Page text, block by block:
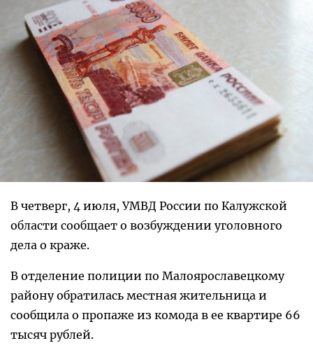
В четверг, 4 июля, УМВД России по Калужской
области сообщает о возбуждении уголовного
дела о краже.
В отделение полиции по Малоярославецкому
району обратилась местная жительница и
сообщила о пропаже из комода в ее квартире 66
тысяч рублей.